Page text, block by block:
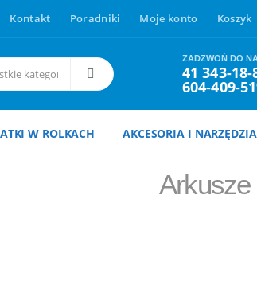
Kontakt Poradniki Moje konto Koszyk
ZADZWOŃ DO
41 343-18-
604-409-
W ROLKACH AKCESORIA I NARZĘDZIA